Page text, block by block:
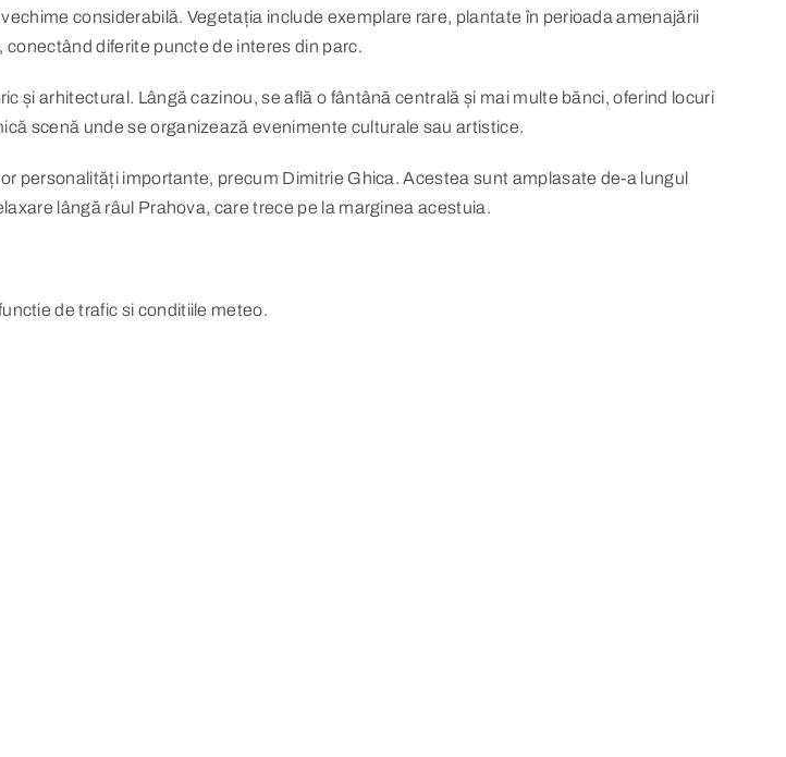
considerabilă. Vegetația include exemplare rare, plantate în perioada amenajării
diferite puncte de interes din parc.
și arhitectural. Lângă cazinou, se află o fântână centrală și mai multe bănci, oferind locuri
scenă unde se organizează evenimente culturale sau artistice.
personalități importante, precum Dimitrie Ghica. Acestea sunt amplasate de-a lungul
lângă râul Prahova, care trece pe la marginea acestuia.
de trafic si conditiile meteo.